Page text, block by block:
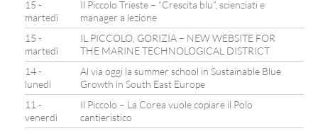
15 -
martedì
Il Piccolo Trieste – “Crescita blu”, scienziati e
manager a lezione
15 -
martedì
IL PICCOLO, GORIZIA – NEW WEBSITE FOR
THE MARINE TECHNOLOGICAL DISTRICT
14 -
lunedì
Al via oggi la summer school in Sustainable Blue
Growth in South East Europe
11 -
venerdì
Il Piccolo – La Corea vuole copiare il Polo
cantieristico